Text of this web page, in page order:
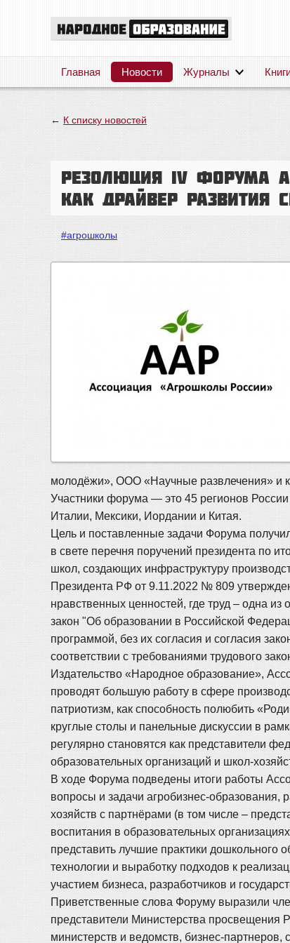
Главная Новости Журналы
← К списку новостей
Резолюция IV Форума
как драйвер развития
#агрошколы
молодёжи», ООО «Научные развлечения» и
Участники форума — это 45 регионов
Италии, Мексики, Иордании и Китая.
Цель и поставленные задачи Форума
в свете перечня поручений президента по
школ, создающих инфраструктуру
Президента РФ от 9.11.2022 № 809
нравственных ценностей, где труд – одна
закон "Об образовании в Российской
программой, без их согласия и согласия
соответствии с требованиями трудового
Издательство «Народное образование»,
проводят большую работу в сфере
патриотизм, как способность полюбить
круглые столы и панельные дискуссии в
регулярно становятся как представители
образовательных организаций и школ-
В ходе Форума подведены итоги работы
вопросы и задачи агробизнес-образования,
хозяйств с партнёрами (в том числе –
воспитания в образовательных
представить лучшие практики
технологии и выработку подходов к
участием бизнеса, разработчиков и
Приветственные слова Форуму выразили
представители Министерства просвещения
министерств и ведомств, бизнес-